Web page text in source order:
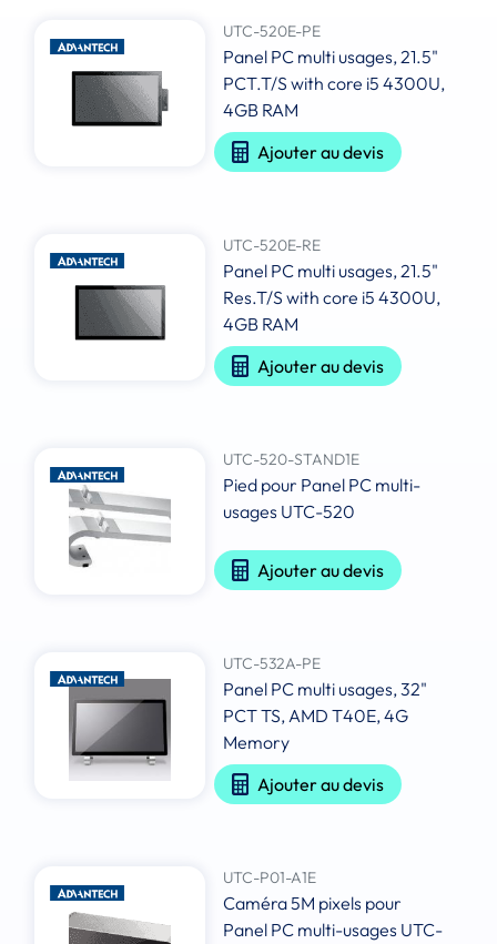
UTC-520E-PE
Panel PC multi usages, 21.5"
PCT.T/S with core i5 4300U,
4GB RAM
Ajouter au devis
UTC-520E-RE
Panel PC multi usages, 21.5"
Res.T/S with core i5 4300U,
4GB RAM
Ajouter au devis
UTC-520-STAND1E
Pied pour Panel PC multi-
usages UTC-520
Ajouter au devis
UTC-532A-PE
Panel PC multi usages, 32"
PCT TS, AMD T40E, 4G
Memory
Ajouter au devis
UTC-P01-A1E
Caméra 5M pixels pour
Panel PC multi-usages UTC-